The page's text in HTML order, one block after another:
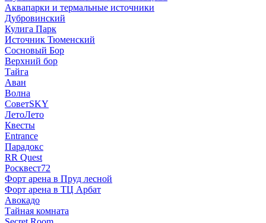
Аквапарки и термальные источники
Дубровинский
Кулига Парк
Источник Тюменский
Сосновый Бор
Верхний бор
Тайга
Аван
Волна
СоветSKY
ЛетоЛето
Квесты
Entrance
Парадокс
RR Quest
Росквест72
Форт арена в Пруд лесной
Форт арена в ТЦ Арбат
Авокадо
Тайная комната